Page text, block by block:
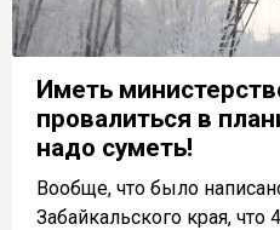
Иметь
провалиться в
надо суметь!
Вообще, что было
Забайкальского края,